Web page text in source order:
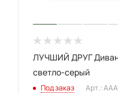
ЛУЧШИЙ ДРУГ
светло-серый
Под заказ Арт.: